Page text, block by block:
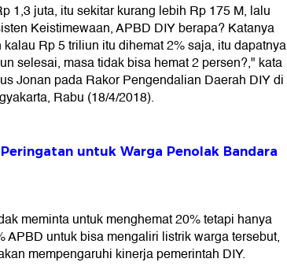
1,3 juta, itu sekitar kurang lebih Rp 175 M, lalu
Keistimewaan, APBD DIY berapa? Katanya
kalau Rp 5 triliun itu dihemat 2% saja, itu dapatnya
selesai, masa tidak bisa hemat 2 persen?," kata
Jonan pada Rakor Pengendalian Daerah DIY di
Rabu (18/4/2018).
untuk Warga Penolak Bandara
meminta untuk menghemat 20% tetapi hanya
APBD untuk bisa mengaliri listrik warga tersebut,
mempengaruhi kinerja pemerintah DIY.